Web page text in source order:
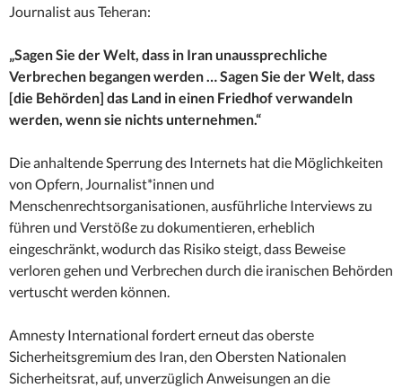
Journalist aus Teheran:
„Sagen Sie der Welt, dass in Iran unaussprechliche
Verbrechen begangen werden … Sagen Sie der Welt, dass
[die Behörden] das Land in einen Friedhof verwandeln
werden, wenn sie nichts unternehmen.“
Die anhaltende Sperrung des Internets hat die Möglichkeiten
von Opfern, Journalist*innen und
Menschenrechtsorganisationen, ausführliche Interviews zu
führen und Verstöße zu dokumentieren, erheblich
eingeschränkt, wodurch das Risiko steigt, dass Beweise
verloren gehen und Verbrechen durch die iranischen Behörden
vertuscht werden können.
Amnesty International fordert erneut das oberste
Sicherheitsgremium des Iran, den Obersten Nationalen
Sicherheitsrat, auf, unverzüglich Anweisungen an die